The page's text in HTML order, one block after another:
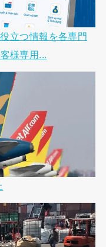
立つ情報を各専門
様専用...